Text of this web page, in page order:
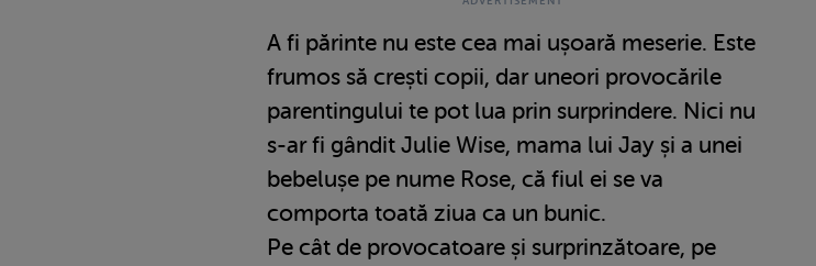
A fi părinte nu este cea mai ușoară meserie. Este
frumos să crești copii, dar uneori provocările
parentingului te pot lua prin surprindere. Nici nu
s-ar fi gândit Julie Wise, mama lui Jay și a unei
bebelușe pe nume Rose, că fiul ei se va
comporta toată ziua ca un bunic.
Pe cât de provocatoare și surprinzătoare, pe